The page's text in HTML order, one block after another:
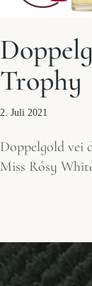
Trophy
2. Juli 2021
Doppelgold vei
Miss Rósy